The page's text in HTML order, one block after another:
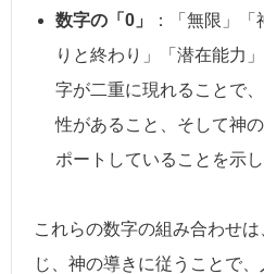
数字の「0」
：「無限」
りと終わり」「潜在能力
字が二重に現れることで
性があること、そして神
ポートしていることを示し
これらの数字の組み合わせ
じ、神の導きに従うことで